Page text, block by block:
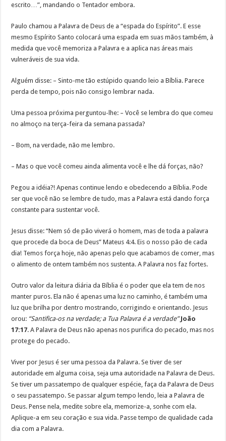
escrito…”, mandando o Tentador embora.
Paulo chamou a Palavra de Deus de a “espada do Espírito”. E esse
mesmo Espírito Santo colocará uma espada em suas mãos também, à
medida que você memoriza a Palavra e a aplica nas áreas mais
vulneráveis de sua vida.
Alguém disse: – Sinto-me tão estúpido quando leio a Bíblia. Parece
perda de tempo, pois não consigo lembrar nada.
Uma pessoa próxima perguntou-lhe: – Você se lembra do que comeu
no almoço na terça-feira da semana passada?
– Bom, na verdade, não me lembro.
– Mas o que você comeu ainda alimenta você e lhe dá forças, não?
Pegou a idéia?! Apenas continue lendo e obedecendo a Bíblia. Pode
ser que você não se lembre de tudo, mas a Palavra está dando força
constante para sustentar você.
Jesus disse: “Nem só de pão viverá o homem, mas de toda a palavra
que procede da boca de Deus” Mateus 4:4. Eis o nosso pão de cada
dia! Temos força hoje, não apenas pelo que acabamos de comer, mas
o alimento de ontem também nos sustenta. A Palavra nos faz fortes.
Outro valor da leitura diária da Bíblia é o poder que ela tem de nos
manter puros. Ela não é apenas uma luz no caminho, é também uma
luz que brilha por dentro mostrando, corrigindo e orientando. Jesus
orou: “Santifica-os na verdade; a Tua Palavra é a verdade” João
17:17. A Palavra de Deus não apenas nos purifica do pecado, mas nos
protege do pecado.
Viver por Jesus é ser uma pessoa da Palavra. Se tiver de ser
autoridade em alguma coisa, seja uma autoridade na Palavra de Deus.
Se tiver um passatempo de qualquer espécie, faça da Palavra de Deus
o seu passatempo. Se passar algum tempo lendo, leia a Palavra de
Deus. Pense nela, medite sobre ela, memorize-a, sonhe com ela.
Aplique-a em seu coração e sua vida. Passe tempo de qualidade cada
dia com a Palavra.